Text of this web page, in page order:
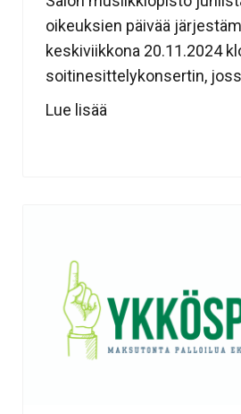
oikeuksien päivää
keskiviikkona 20.11.2024
soitinesittelykonsertin,
Lue lisää